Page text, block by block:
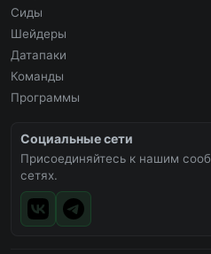
Сиды
Шейдеры
Датапаки
Команды
Программы
Социальные сети
Присоединяйтесь к нашим
сетях.